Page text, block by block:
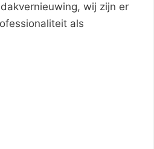
wij zijn er
als